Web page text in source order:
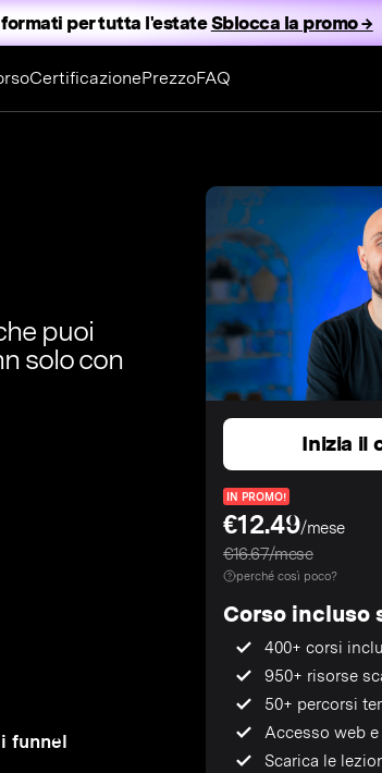
per tutta l'estateSblocca la promo →
CertificazionePrezzoFAQ
puoi
solo con
funnel
Inizia il
IN PROMO!
€12.49/mese
€16.67/mese
perché così poco?
Corso incluso
400+ corsi
950+ risorse
50+ percorsi
Accesso web
Scarica le